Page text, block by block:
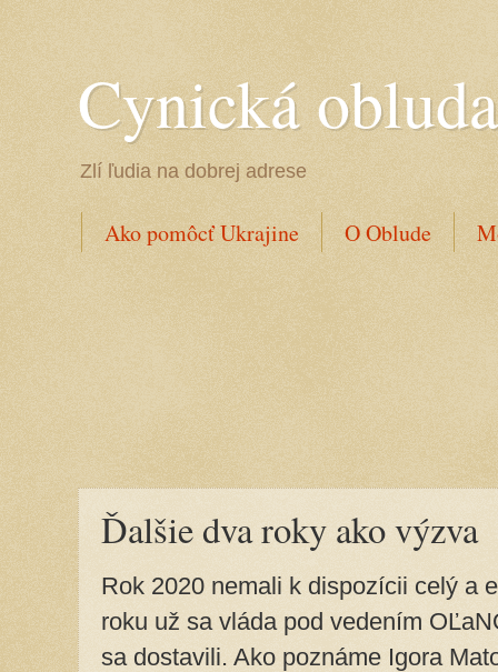
Cynická obluda
Zlí ľudia na dobrej adrese
Ako pomôcť Ukrajine O Oblude
Ďalšie dva roky ako výzva
Rok 2020 nemali k dispozícii celý a
roku už sa vláda pod vedením
sa dostavili. Ako poznáme Igora